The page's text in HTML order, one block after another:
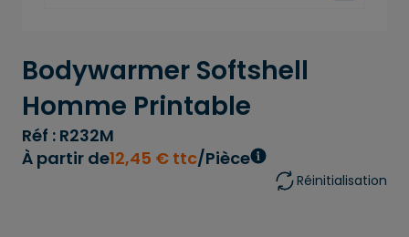
Bodywarmer Softshell
Homme Printable
Réf : R232M
À partir de12,45 € ttc/Pièce
Réinitialisation